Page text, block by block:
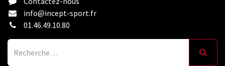
info@incept-sport.fr
01.46.49.10.80